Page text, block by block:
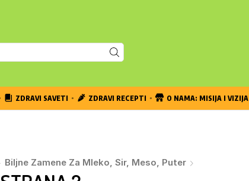
ZDRAVI SAVETI ZDRAVI RECEPTI O NAMA: MISIJA I VIZIJA
Biljne Zamene Za Mleko, Sir, Meso, Puter